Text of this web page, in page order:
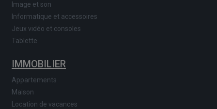
Image et son
Informatique et accessoires
Jeux vidéo et consoles
Tablette
IMMOBILIER
Appartements
Maison
Location de vacances